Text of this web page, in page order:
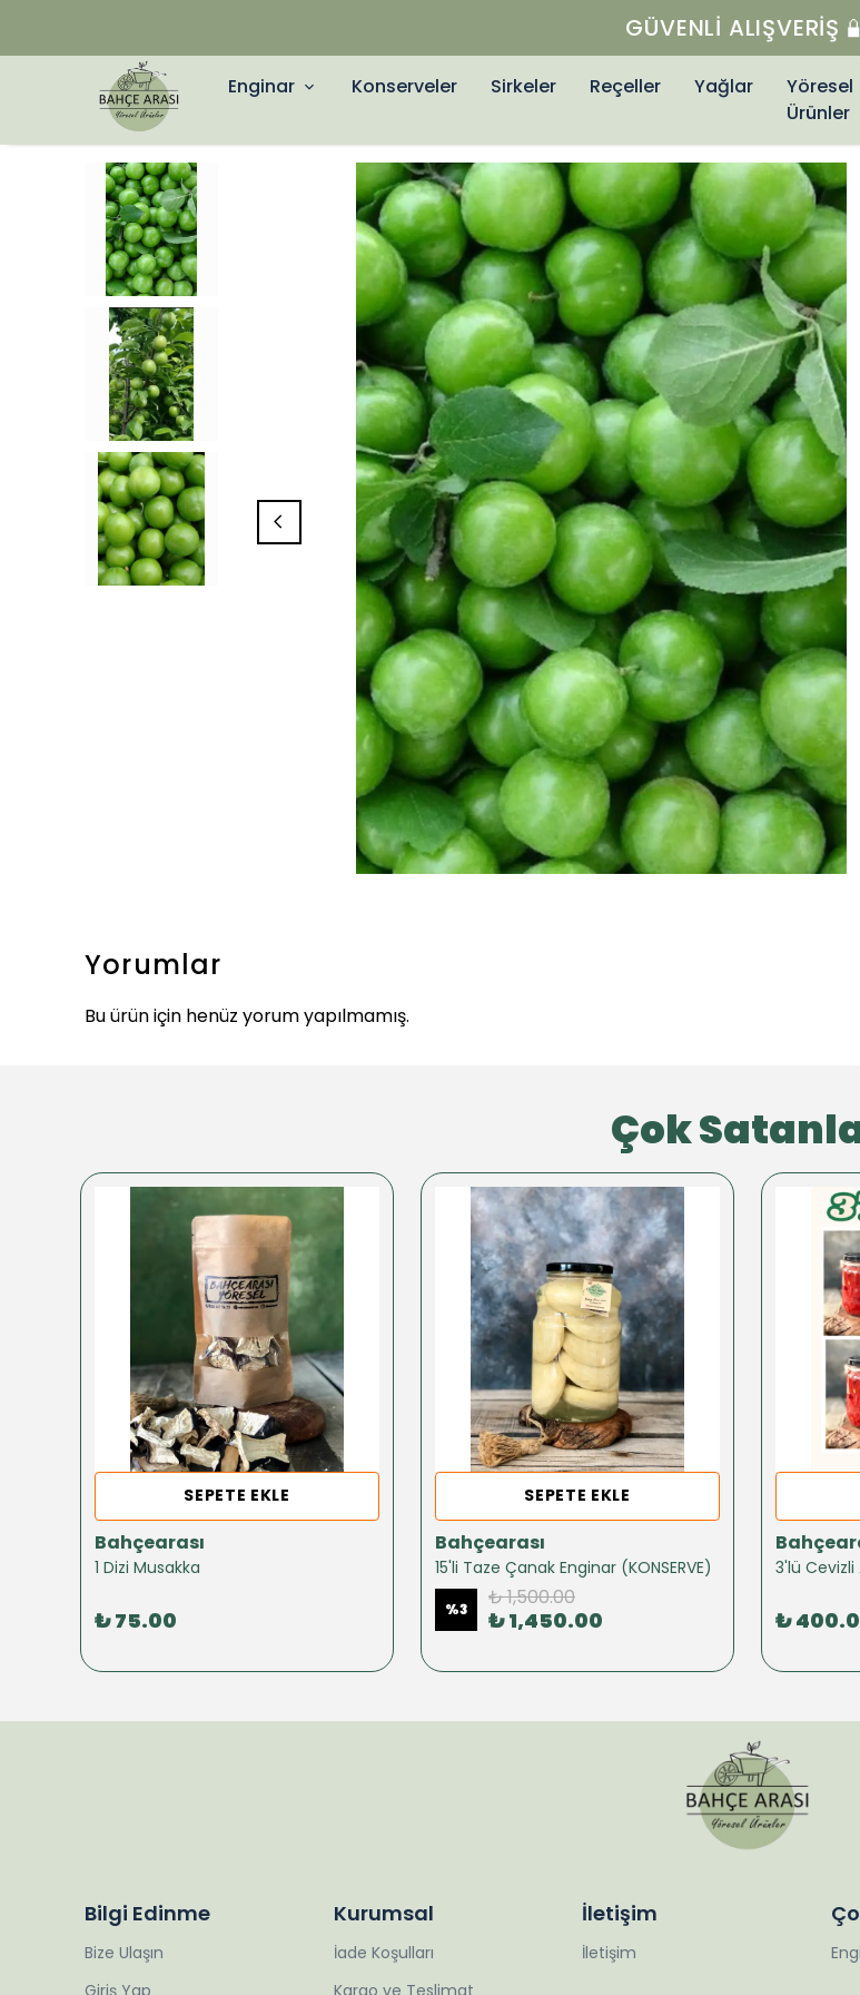
GÜVENLI ALIŞVERIŞ
Enginar Konserveler Sirkeler Reçeller Yağlar
Yöresel
Ürünler
Yorumlar
Bu ürün için henüz yorum yapılmamış.
Çok
SEPETE EKLE
Bahçearası
1 Dizi Musakka
₺ 75.00
SEPETE EKLE
Bahçearası
15'li Taze Çanak Enginar (KONSERVE)
%3 ₺ 1,500.00
₺ 1,450.00
3'lü
₺
Bilgi Edinme
Bize Ulaşın
Kurumsal
İade Koşulları
İletişim
İletişim